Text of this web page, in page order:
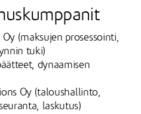
(maksujen prosessointi,
tuki)
dynaamisen
Oy (taloushallinto,
laskutus)